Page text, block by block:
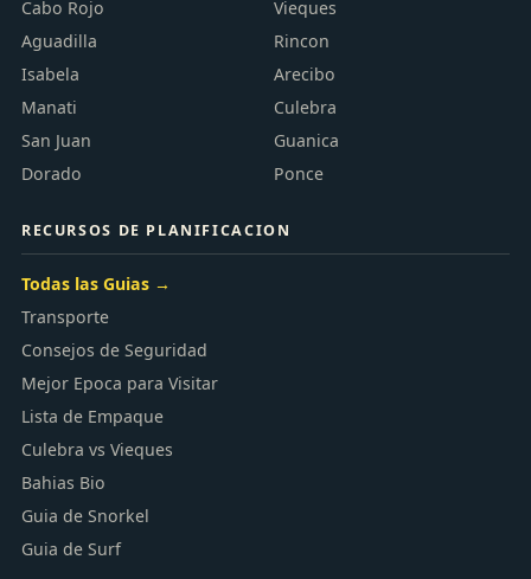
Cabo Rojo
Vieques
Aguadilla
Rincon
Isabela
Arecibo
Manati
Culebra
San Juan
Guanica
Dorado
Ponce
RECURSOS DE PLANIFICACION
Todas las Guias →
Transporte
Consejos de Seguridad
Mejor Epoca para Visitar
Lista de Empaque
Culebra vs Vieques
Bahias Bio
Guia de Snorkel
Guia de Surf
Chat